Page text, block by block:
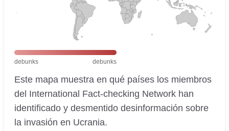
debunks debunks
Este mapa muestra en qué países los miembros
del International Fact-checking Network han
identificado y desmentido desinformación sobre
la invasión en Ucrania.